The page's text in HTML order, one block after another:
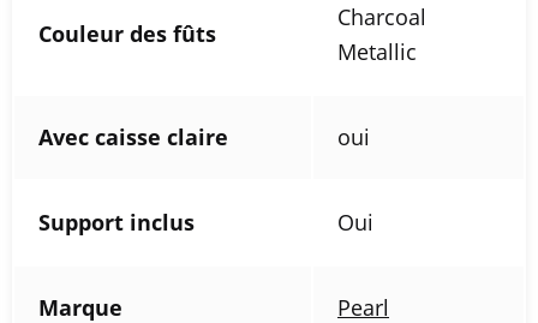
Couleur des fûts
Charcoal
Metallic
Avec caisse claire oui
Support inclus Oui
Marque Pearl